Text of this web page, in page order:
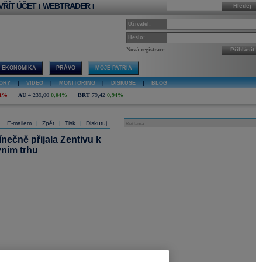
Hledej
ÚČET | WEBTRADER |
Uživatel:
Heslo:
Nová registrace Přihlásit
EKONOMIKA PRÁVO MOJE PATRIA
VIDEO MONITORING DISKUSE BLOG
AU 4 239,00 0,04% BRT 79,42 0,94%
E-mailem Zpět Tisk Diskutuj
přijala Zentivu k
trhu
Reklama